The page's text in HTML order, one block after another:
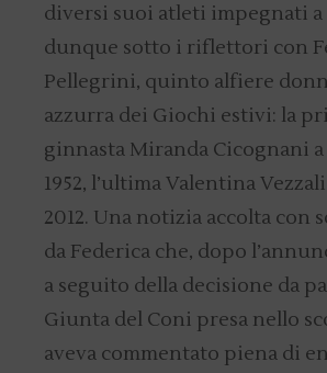
diversi suoi atleti impegnati a
dunque sotto i riflettori con
Pellegrini, quinto alfiere
azzurra dei Giochi estivi: la
ginnasta Miranda Cicognani
1952, l’ultima Valentina
2012. Una notizia accolta con
da Federica che, dopo
a seguito della decisione da
Giunta del Coni presa nello
aveva commentato piena di